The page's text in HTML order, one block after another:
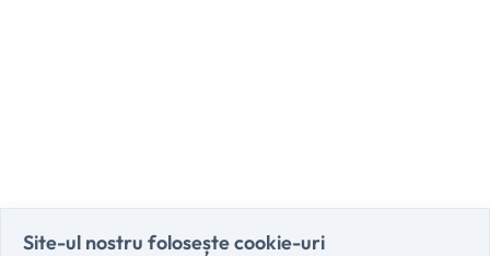
Site-ul nostru folosește cookie-uri